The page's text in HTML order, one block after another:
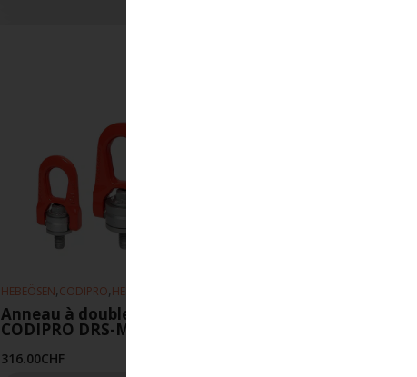
HEBEÖSEN,CODIPRO,HEBEZEUGE
Anneau à double articulation
CODIPRO DRS-M36-UP
316.00CHF